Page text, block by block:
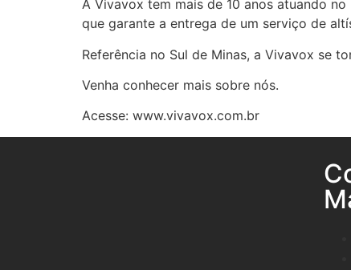
A Vivavox tem mais de 10 anos atuando
que garante a entrega de um serviço de
Referência no Sul de Minas, a Vivavox se
Venha conhecer mais sobre nós.
Acesse: www.vivavox.com.br